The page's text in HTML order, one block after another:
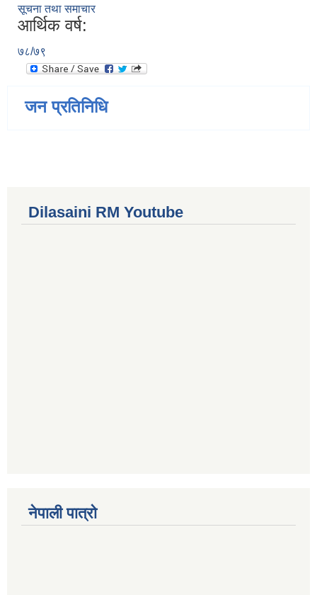
सूचना तथा समाचार
आर्थिक वर्ष:
७८/७९
जन प्रतिनिधि
Dilasaini RM Youtube
नेपाली पात्रो